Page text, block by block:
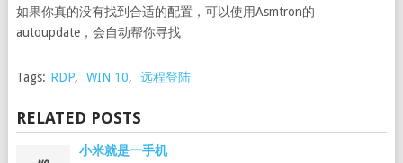
如果你真的没有找到合适的配置，可以使用Asmtron的
autoupdate，会自动帮你寻找
Tags: RDP, WIN 10, 远程登陆
RELATED POSTS
小米就是一手机